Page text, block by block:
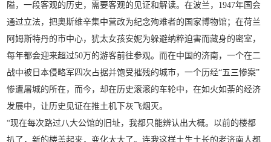
隘，一段客观的历史，需要客观的见证和解读。在波兰，1947年国会
通过立法，把奥斯维辛集中营改为纪念殉难者的国家博物馆；在荷兰
阿姆斯特丹的市中心，犹太女孩安妮为躲避纳粹迫害而藏身的密室，
每年都会迎来超过50万的游客前往参观。而在中国的济南，一个在二
战中被日本侵略军四次占据并饱受摧残的城市，一个历经“五三惨案”
惨遭屠城的所在，而今，却在历史滚滚的车轮中，在如火如荼的经济
发展中，让历史见证在推土机下灰飞烟灭。
“现在每次路过八大公馆的旧址，我都只能辨认出大概。以前的楼都
扒了，新的楼盖起来，变化太大了。连我这样土生土长的老济南人都